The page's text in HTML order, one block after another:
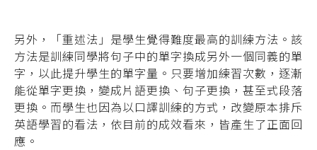
另外，「重述法」是學生覺得難度最高的訓練方法。該
方法是訓練同學將句子中的單字換成另外一個同義的單
字，以此提升學生的單字量。只要增加練習次數，逐漸
能從單字更換，變成片語更換、句子更換，甚至式段落
更換。而學生也因為以口譯訓練的方式，改變原本排斥
英語學習的看法，依目前的成效看來，皆產生了正面回
應。